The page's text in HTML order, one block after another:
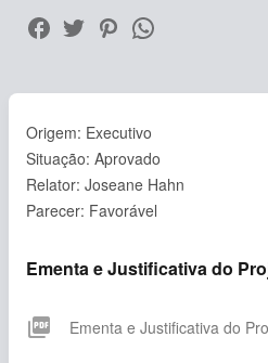
Origem: Executivo
Situação: Aprovado
Relator: Joseane Hahn
Parecer: Favorável
Ementa e Justificativa do
picture_as_pdf Ementa e Justificativa do